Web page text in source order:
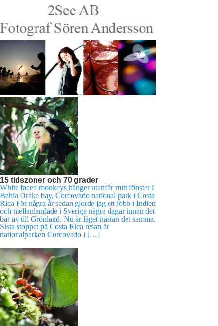
15 tidszoner och 70 grader
White faced monkeys hänger utanför mitt fönster i
Bahia Drake bay, Corcovado national park i Costa
Rica För några år sedan gjorde jag ett jobb i Indien
och mellanlandade i Sverige några dagar innan det
bar av till Grönland. Nu är läget nästan det samma.
Sista stoppet på Costa Rica resan är
nationalparken Corcovado i […]